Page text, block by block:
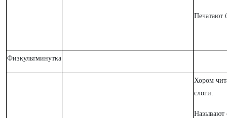
Печатают
Физкультминутка
Хором
слоги.
Называют